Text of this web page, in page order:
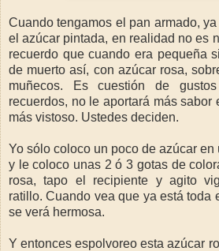
Cuando tengamos el pan armado,
el azúcar pintada, en realidad no es
recuerdo que cuando era pequeña
de muerto así, con azúcar rosa,
muñecos. Es cuestión de
recuerdos, no le aportará más sabor
más vistoso. Ustedes deciden.
Yo sólo coloco un poco de azúcar en
y le coloco unas 2 ó 3 gotas de
rosa, tapo el recipiente y agito
ratillo. Cuando vea que ya está toda
se verá hermosa.
Y entonces espolvoreo esta azúcar